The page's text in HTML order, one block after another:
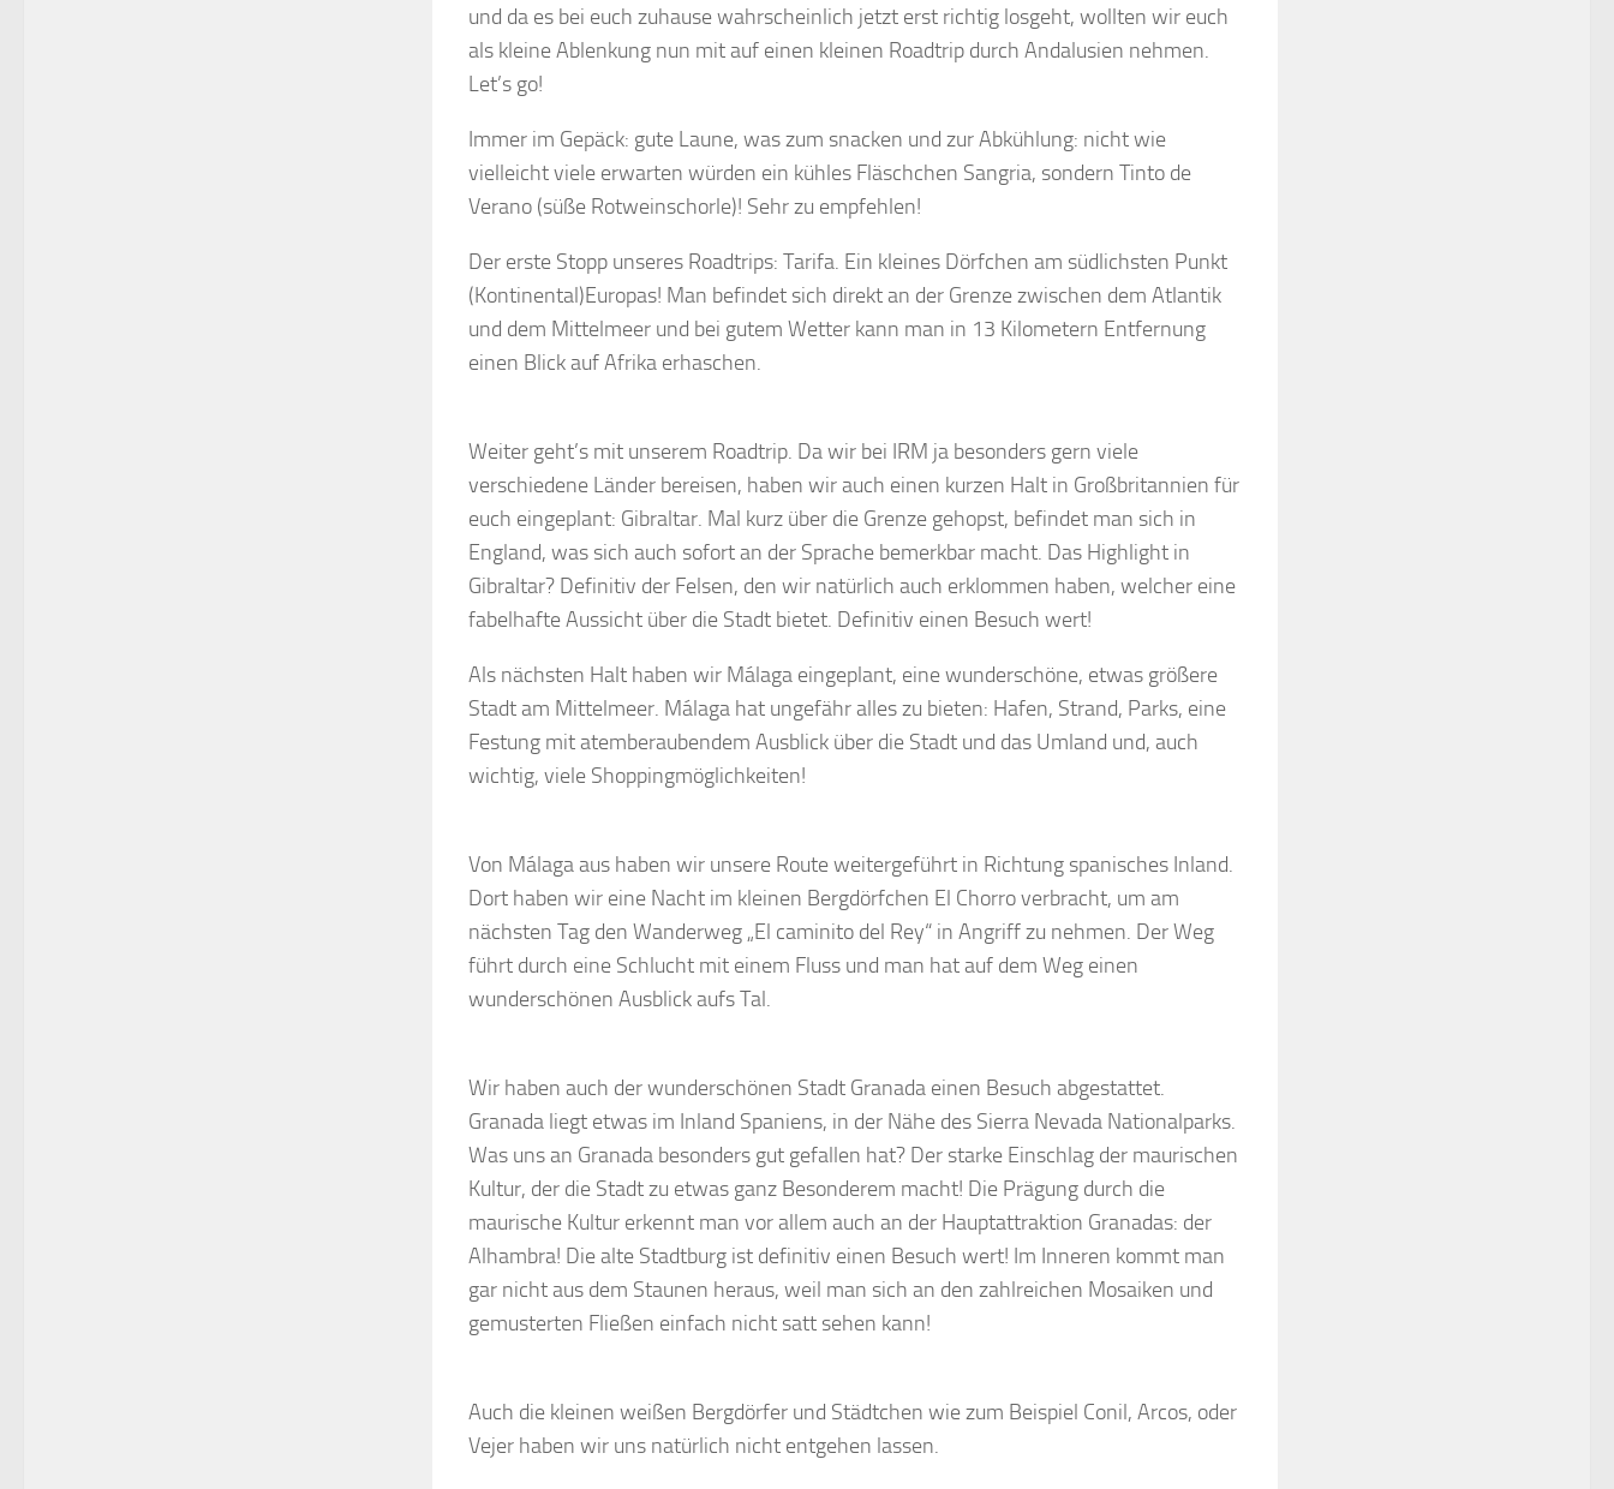
und da es bei euch zuhause wahrscheinlich jetzt erst richtig losgeht, wollten wir euch
als kleine Ablenkung nun mit auf einen kleinen Roadtrip durch Andalusien nehmen.
Let’s go!
Immer im Gepäck: gute Laune, was zum snacken und zur Abkühlung: nicht wie
vielleicht viele erwarten würden ein kühles Fläschchen Sangria, sondern Tinto de
Verano (süße Rotweinschorle)! Sehr zu empfehlen!
Der erste Stopp unseres Roadtrips: Tarifa. Ein kleines Dörfchen am südlichsten Punkt
(Kontinental)Europas! Man befindet sich direkt an der Grenze zwischen dem Atlantik
und dem Mittelmeer und bei gutem Wetter kann man in 13 Kilometern Entfernung
einen Blick auf Afrika erhaschen.
Weiter geht’s mit unserem Roadtrip. Da wir bei IRM ja besonders gern viele
verschiedene Länder bereisen, haben wir auch einen kurzen Halt in Großbritannien für
euch eingeplant: Gibraltar. Mal kurz über die Grenze gehopst, befindet man sich in
England, was sich auch sofort an der Sprache bemerkbar macht. Das Highlight in
Gibraltar? Definitiv der Felsen, den wir natürlich auch erklommen haben, welcher eine
fabelhafte Aussicht über die Stadt bietet. Definitiv einen Besuch wert!
Als nächsten Halt haben wir Málaga eingeplant, eine wunderschöne, etwas größere
Stadt am Mittelmeer. Málaga hat ungefähr alles zu bieten: Hafen, Strand, Parks, eine
Festung mit atemberaubendem Ausblick über die Stadt und das Umland und, auch
wichtig, viele Shoppingmöglichkeiten!
Von Málaga aus haben wir unsere Route weitergeführt in Richtung spanisches Inland.
Dort haben wir eine Nacht im kleinen Bergdörfchen El Chorro verbracht, um am
nächsten Tag den Wanderweg „El caminito del Rey“ in Angriff zu nehmen. Der Weg
führt durch eine Schlucht mit einem Fluss und man hat auf dem Weg einen
wunderschönen Ausblick aufs Tal.
Wir haben auch der wunderschönen Stadt Granada einen Besuch abgestattet.
Granada liegt etwas im Inland Spaniens, in der Nähe des Sierra Nevada Nationalparks.
Was uns an Granada besonders gut gefallen hat? Der starke Einschlag der maurischen
Kultur, der die Stadt zu etwas ganz Besonderem macht! Die Prägung durch die
maurische Kultur erkennt man vor allem auch an der Hauptattraktion Granadas: der
Alhambra! Die alte Stadtburg ist definitiv einen Besuch wert! Im Inneren kommt man
gar nicht aus dem Staunen heraus, weil man sich an den zahlreichen Mosaiken und
gemusterten Fließen einfach nicht satt sehen kann!
Auch die kleinen weißen Bergdörfer und Städtchen wie zum Beispiel Conil, Arcos, oder
Vejer haben wir uns natürlich nicht entgehen lassen.